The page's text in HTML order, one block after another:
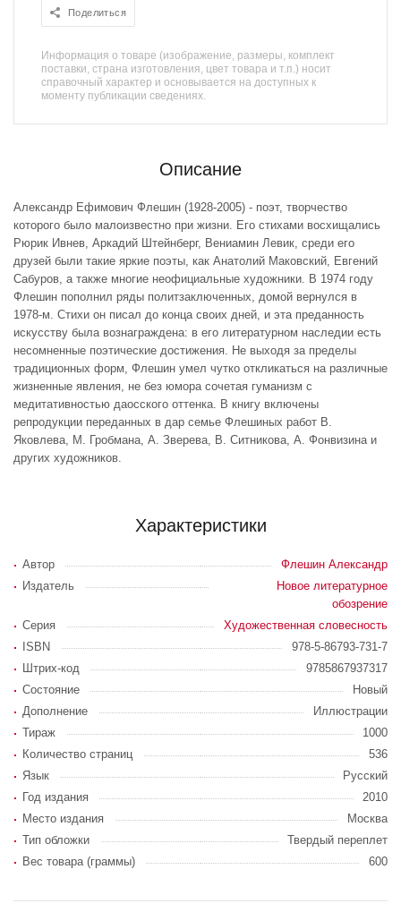
Поделиться
Информация о товаре (изображение, размеры, комплект
поставки, страна изготовления, цвет товара и т.п.) носит
справочный характер и основывается на доступных к
моменту публикации сведениях.
Описание
Александр Ефимович Флешин (1928-2005) - поэт, творчество
которого было малоизвестно при жизни. Его стихами восхищались
Рюрик Ивнев, Аркадий Штейнберг, Вениамин Левик, среди его
друзей были такие яркие поэты, как Анатолий Маковский, Евгений
Сабуров, а также многие неофициальные художники. В 1974 году
Флешин пополнил ряды политзаключенных, домой вернулся в
1978-м. Стихи он писал до конца своих дней, и эта преданность
искусству была вознаграждена: в его литературном наследии есть
несомненные поэтические достижения. Не выходя за пределы
традиционных форм, Флешин умел чутко откликаться на различные
жизненные явления, не без юмора сочетая гуманизм с
медитативностью даосского оттенка. В книгу включены
репродукции переданных в дар семье Флешиных работ В.
Яковлева, М. Гробмана, А. Зверева, В. Ситникова, А. Фонвизина и
других художников.
Характеристики
Автор
Флешин Александр
Издатель
Новое литературное
обозрение
Серия
Художественная словесность
ISBN
978-5-86793-731-7
Штрих-код
9785867937317
Состояние
Новый
Дополнение
Иллюстрации
Тираж
1000
Количество страниц
536
Язык
Русский
Год издания
2010
Место издания
Москва
Тип обложки
Твердый переплет
Вес товара (граммы)
600